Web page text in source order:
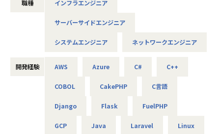
・e-Learning
└ベテランエンジニアが講師となり、様々な勉強会を実施。
【業務の変更の範囲】
それは技術力だけではなく、人を大切にすること、より豊か
社会やお客様だけでなくパートナーや社員も幸せでいるこ
これがアルテニアの企業理念の根幹となります。
この度、事業の拡大に伴って新たなメンバーを募集しており
技術力だけでなく、人を思いやる姿勢を大切にしながら、
共に成長できる方を歓迎します！
職種 インフラエンジニア
サーバーサイドエンジニア
システムエンジニア ネットワークエンジニア
開発経験 AWS Azure C# C++
COBOL CakePHP C言語
Django Flask FuelPHP
GCP Java Laravel Linux